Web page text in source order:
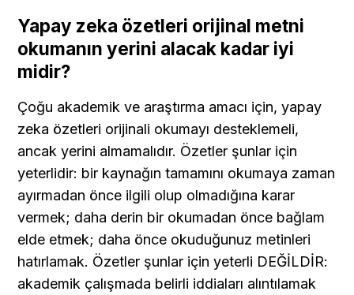
Yapay zeka özetleri orijinal metni
okumanın yerini alacak kadar iyi
midir?
Çoğu akademik ve araştırma amacı için, yapay
zeka özetleri orijinali okumayı desteklemeli,
ancak yerini almamalıdır. Özetler şunlar için
yeterlidir: bir kaynağın tamamını okumaya zaman
ayırmadan önce ilgili olup olmadığına karar
vermek; daha derin bir okumadan önce bağlam
elde etmek; daha önce okuduğunuz metinleri
hatırlamak. Özetler şunlar için yeterli DEĞİLDİR:
akademik çalışmada belirli iddiaları alıntılamak